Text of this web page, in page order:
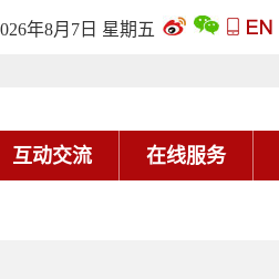
年8月7日 星期五
互动交流 在线服务